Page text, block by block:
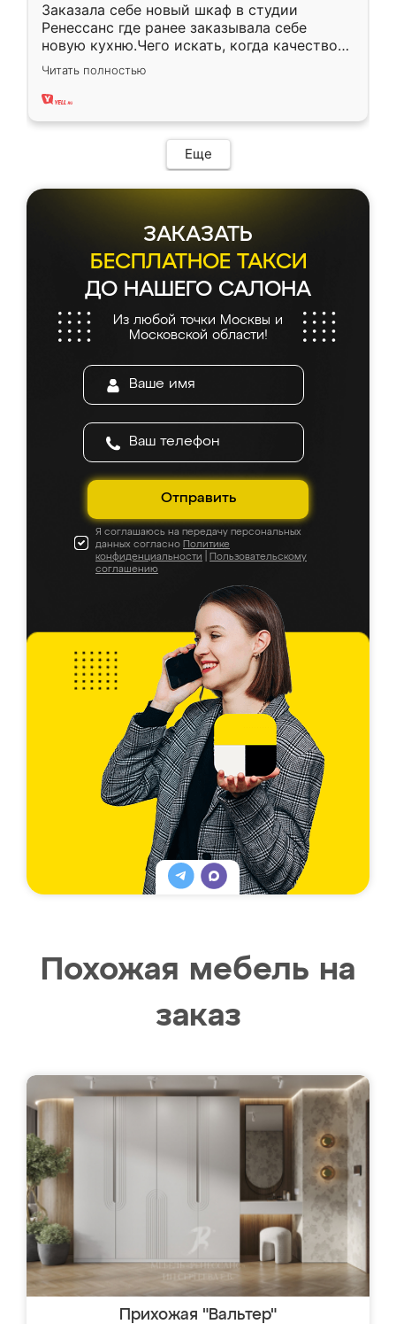
Заказала себе новый шкаф в студии
Ренессанс где ранее заказывала себе
новую кухню.Чего искать, когда качеством
вполне довольна. Служит кухня уже почти
два года, нареканий нет.
Читать полностью
Еще
ЗАКАЗАТЬ
БЕСПЛАТНОЕ ТАКСИ
ДО НАШЕГО САЛОНА
Из любой точки Москвы и
Московской области!
Отправить
Я соглашаюсь на передачу персональных
данных согласно Политике
конфиденциальности
Пользовательскому
соглашению
Похожая мебель на
заказ
Прихожая "Вальтер"